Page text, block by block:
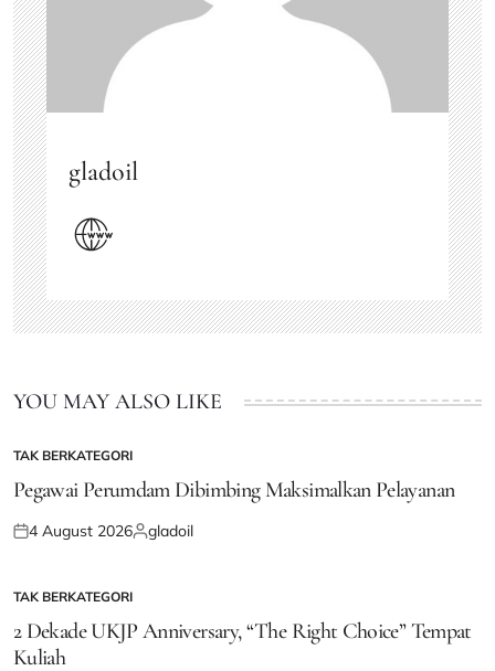
gladoil
YOU MAY ALSO LIKE
POSTED
IN
TAK BERKATEGORI
Pegawai Perumdam Dibimbing Maksimalkan Pelayanan
Posted
4 August 2026Posted
gladoil
POSTED
TAK BERKATEGORI
2 Dekade UKJP Anniversary, “The Right Choice” Tempat
Kuliah